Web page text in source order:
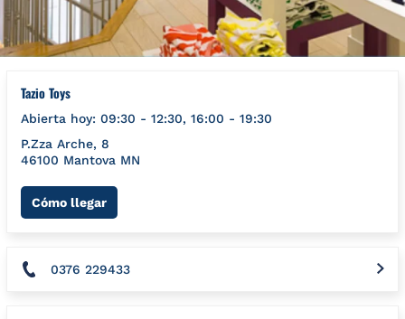
Tazio Toys
Abierta hoy: 09:30 - 12:30, 16:00 - 19:30
P.Zza Arche, 8
46100 Mantova MN
Cómo llegarLink Opens in New Tab
0376 229433